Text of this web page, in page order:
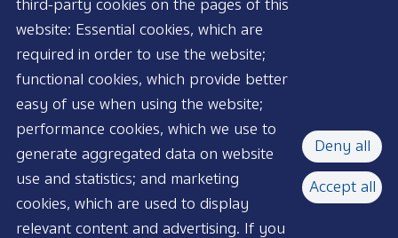
AVAILABLE NOW
website: Essential cookies, which are
required in order to use the website;
functional cookies, which provide better
easy of use when using the website;
performance cookies, which we use to
generate aggregated data on website
use and statistics; and marketing
cookies, which are used to display
relevant content and advertising. If you
Deny all
Accept all